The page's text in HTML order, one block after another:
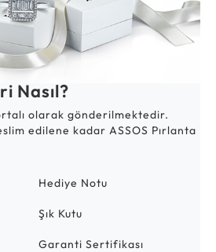
Nasıl?
olarak gönderilmektedir.
edilene kadar ASSOS Pırlanta
Hediye Notu
Şık Kutu
Garanti Sertifikası